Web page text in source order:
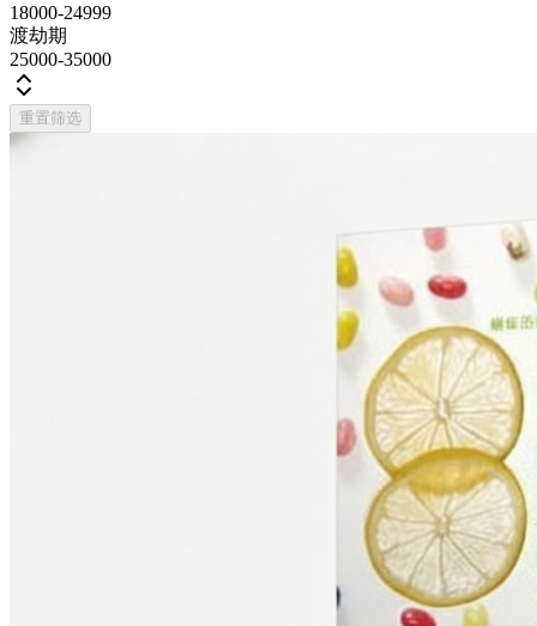
18000-24999
渡劫期
25000-35000
重置筛选